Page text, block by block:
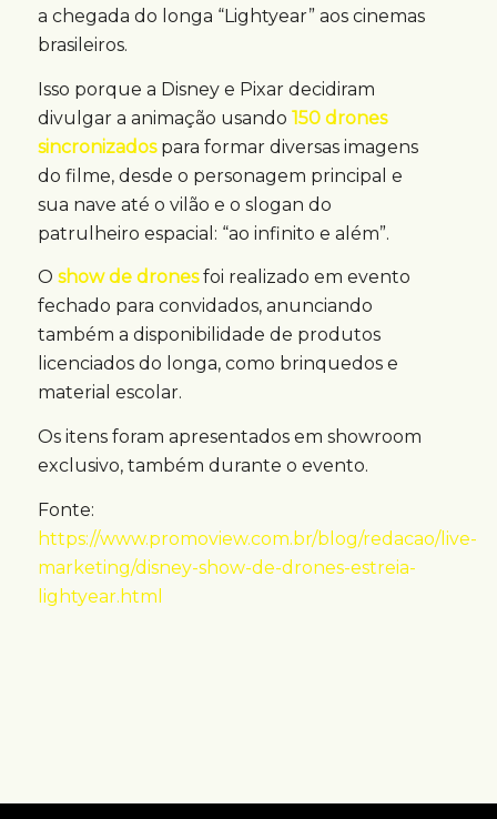
a chegada do longa “Lightyear” aos cinemas
brasileiros.
Isso porque a Disney e Pixar decidiram
divulgar a animação usando 150 drones
sincronizadospara formar diversas imagens
do filme, desde o personagem principal e
sua nave até o vilão e o slogan do
patrulheiro espacial: “ao infinito e além”.
O show de dronesfoi realizado em evento
fechado para convidados, anunciando
também a disponibilidade de produtos
licenciados do longa, como brinquedos e
material escolar.
Os itens foram apresentados em showroom
exclusivo, também durante o evento.
Fonte:
https://www.promoview.com.br/blog/redacao/live-
marketing/disney-show-de-drones-estreia-
lightyear.html